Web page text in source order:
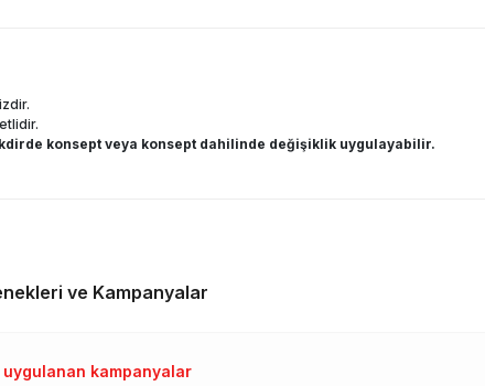
konsept veya konsept dahilinde değişiklik uygulayabilir.
ve Kampanyalar
kampanyalar